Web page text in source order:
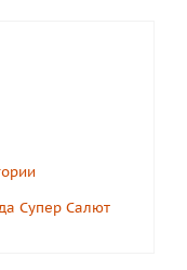
Супер Салют